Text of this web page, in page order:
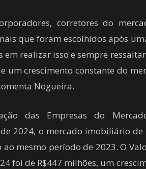
corretores do
que foram escolhidos após
em realizar isso e sempre
um crescimento constante do
Nogueira.
das Empresas do
2024, o mercado imobiliário
mesmo período de 2023. O
foi de R$447 milhões, um